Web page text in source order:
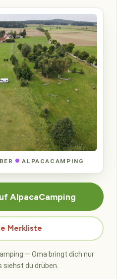
ALPACACAMPING
AlpacaCamping
Merkliste
— Oma bringt dich nur
siehst du drüben.